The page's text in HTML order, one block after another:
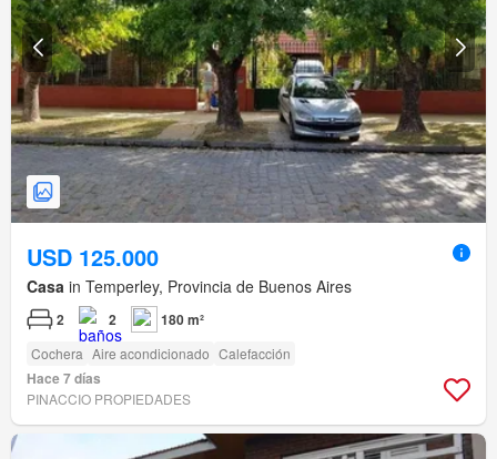
USD 125.000
Casa in Temperley, Provincia de Buenos Aires
2 2 180 m²
Cochera Aire acondicionado Calefacción
Hace 7 días
PINACCIO PROPIEDADES